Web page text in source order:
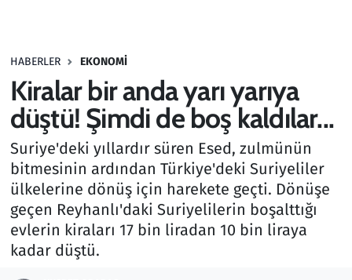
HABERLER EKONOMI
Kiralar bir anda yarı yarıya
düştü! Şimdi de boş kaldılar...
Suriye'deki yıllardır süren Esed, zulmünün
bitmesinin ardından Türkiye'deki Suriyeliler
ülkelerine dönüş için harekete geçti. Dönüşe
geçen Reyhanlı'daki Suriyelilerin boşalttığı
evlerin kiraları 17 bin liradan 10 bin liraya
kadar düştü.
Haber
Kültür Sanat
Kurumsal Haberler
Lezzet Durağı
Memur ve Kamu